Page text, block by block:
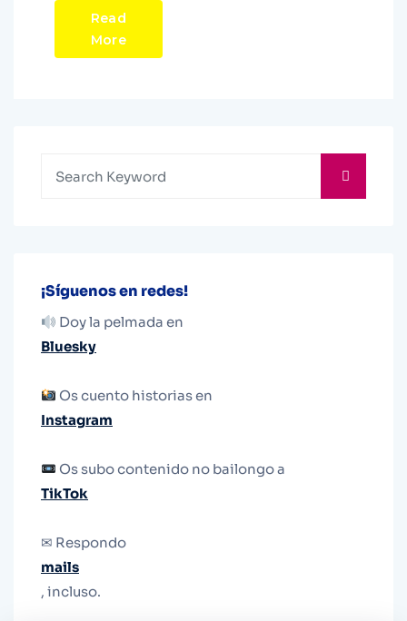
Read
More
¡Síguenos en redes!
Doy la pelmada en
Bluesky
Os cuento historias en
Instagram
Os subo contenido no bailongo a
TikTok
✉ Respondo
mails
, incluso.